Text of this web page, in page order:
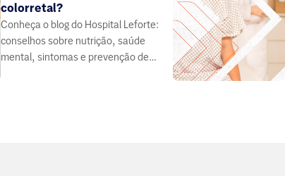
colorretal?
Conheça o blog do Hospital Leforte:
conselhos sobre nutrição, saúde
mental, sintomas e prevenção de